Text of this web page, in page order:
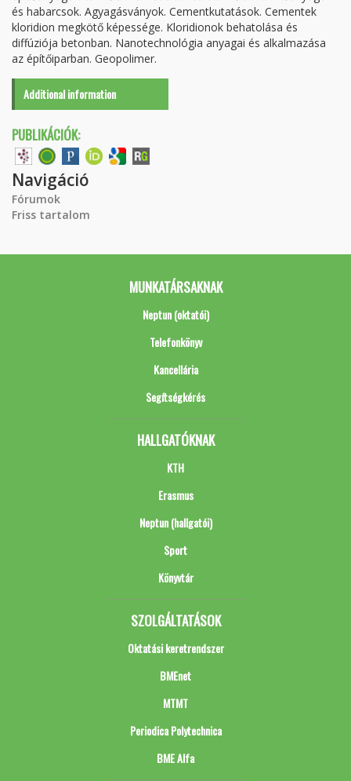
és habarcsok. Agyagásványok. Cementkutatások. Cementek
kloridion megkötő képessége. Kloridionok behatolása és
diffúziója betonban. Nanotechnológia anyagai és alkalmazása
az építőiparban. Geopolimer.
Additional information
PUBLIKÁCIÓK:
Navigáció
Fórumok
Friss tartalom
MUNKATÁRSAKNAK
Neptun (oktatói)
Telefonkönyv
Kancellária
Segítségkérés
HALLGATÓKNAK
KTH
Erasmus
Neptun (hallgatói)
Sport
Könyvtár
SZOLGÁLTATÁSOK
Oktatási keretrendszer
BMEnet
MTMT
Periodica Polytechnica
BME Alfa